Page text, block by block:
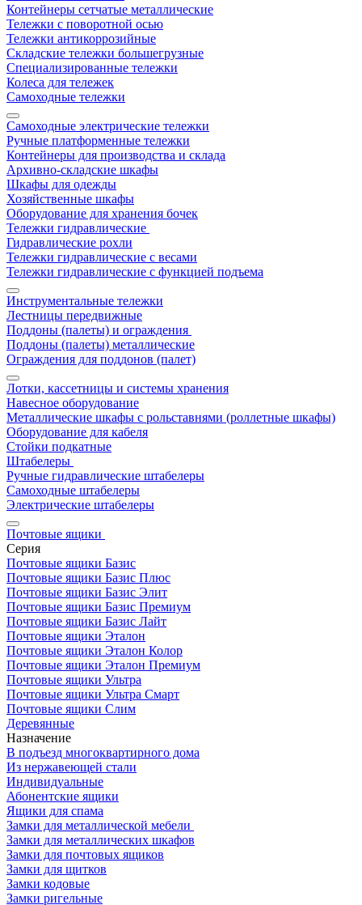
Контейнеры сетчатые металлические
Тележки с поворотной осью
Тележки антикоррозийные
Складские тележки большегрузные
Специализированные тележки
Колеса для тележек
Самоходные тележки
Самоходные электрические тележки
Ручные платформенные тележки
Контейнеры для производства и склада
Архивно-складские шкафы
Шкафы для одежды
Хозяйственные шкафы
Оборудование для хранения бочек
Тележки гидравлические
Гидравлические рохли
Тележки гидравлические с весами
Тележки гидравлические с функцией подъема
Инструментальные тележки
Лестницы передвижные
Поддоны (палеты) и ограждения
Поддоны (палеты) металлические
Ограждения для поддонов (палет)
Лотки, кассетницы и системы хранения
Навесное оборудование
Металлические шкафы с рольставнями (роллетные шкафы)
Оборудование для кабеля
Стойки подкатные
Штабелеры
Ручные гидравлические штабелеры
Самоходные штабелеры
Электрические штабелеры
Почтовые ящики
Серия
Почтовые ящики Базис
Почтовые ящики Базис Плюс
Почтовые ящики Базис Элит
Почтовые ящики Базис Премиум
Почтовые ящики Базис Лайт
Почтовые ящики Эталон
Почтовые ящики Эталон Колор
Почтовые ящики Эталон Премиум
Почтовые ящики Ультра
Почтовые ящики Ультра Смарт
Почтовые ящики Слим
Деревянные
Назначение
В подъезд многоквартирного дома
Из нержавеющей стали
Индивидуальные
Абонентские ящики
Ящики для спама
Замки для металлической мебели
Замки для металлических шкафов
Замки для почтовых ящиков
Замки для щитков
Замки кодовые
Замки ригельные